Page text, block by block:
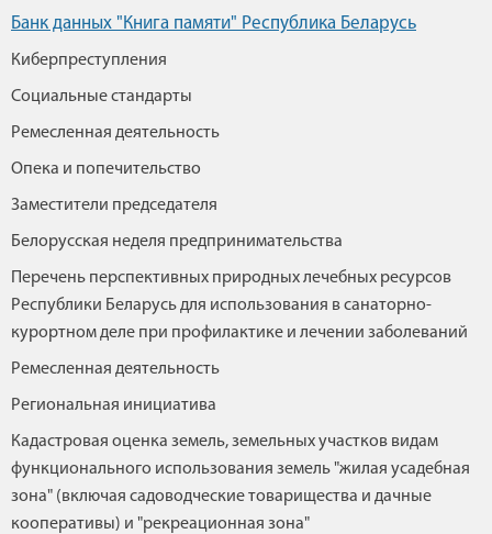
Банк данных "Книга памяти" Республика Беларусь
Киберпреступления
Социальные стандарты
Ремесленная деятельность
Опека и попечительство
Заместители председателя
Белорусская неделя предпринимательства
Перечень перспективных природных лечебных ресурсов
Республики Беларусь для использования в санаторно-
курортном деле при профилактике и лечении заболеваний
Ремесленная деятельность
Региональная инициатива
Кадастровая оценка земель, земельных участков видам
функционального использования земель "жилая усадебная
зона" (включая садоводческие товарищества и дачные
кооперативы) и "рекреационная зона"